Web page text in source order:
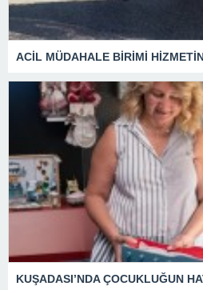
ACİL MÜDAHALE BİRİMİ